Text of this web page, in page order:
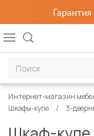
Интернет-магазин
Шкафы-купе
3-